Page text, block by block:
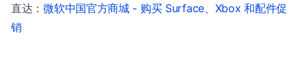
直达：微软中国官方商城 - 购买 Surface、Xbox 和配件促
销